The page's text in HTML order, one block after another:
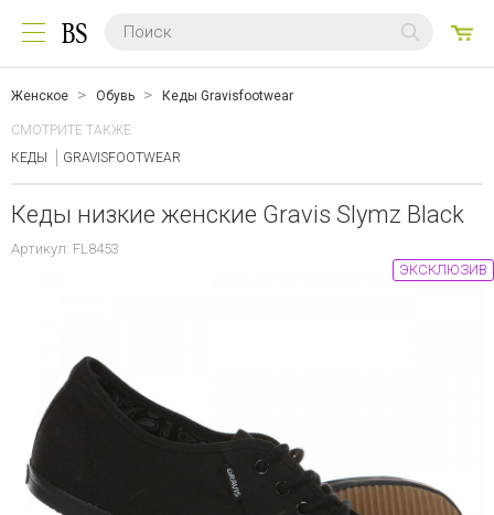
Женское Обувь Кеды Gravisfootwear
СМОТРИТЕ ТАКЖЕ:
КЕДЫ
GRAVISFOOTWEAR
Кеды низкие женские Gravis Slymz Black
Артикул: FL8453
ЭКСКЛЮЗИВ